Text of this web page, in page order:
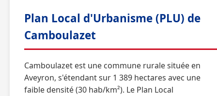
Plan Local d'Urbanisme (PLU) de
Camboulazet
Camboulazet est une commune rurale située en
Aveyron, s'étendant sur 1 389 hectares avec une
faible densité (30 hab/km²). Le Plan Local